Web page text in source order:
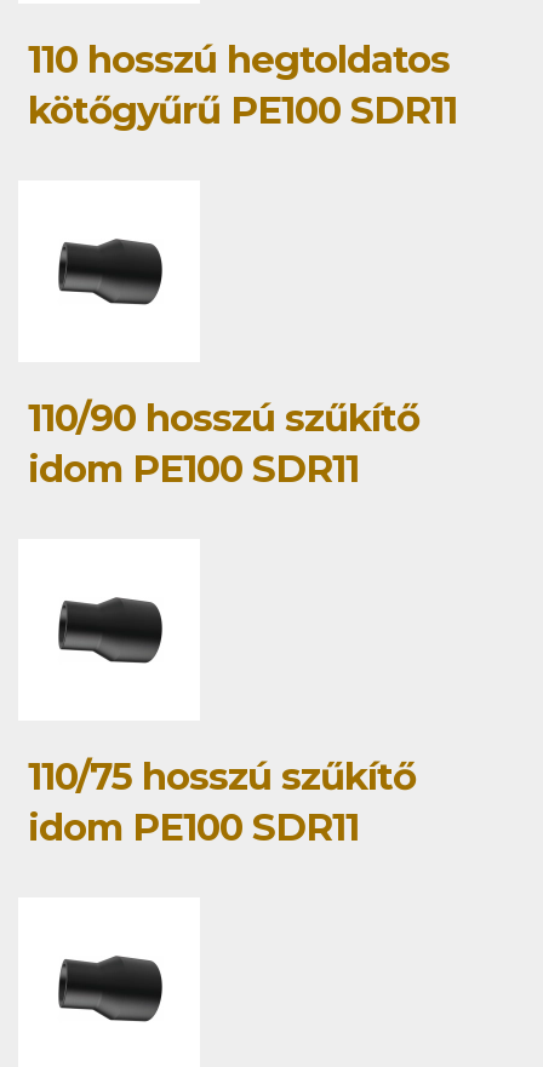
110 hosszú hegtoldatos
kötőgyűrű PE100 SDR11
110/90 hosszú szűkítő
idom PE100 SDR11
110/75 hosszú szűkítő
idom PE100 SDR11